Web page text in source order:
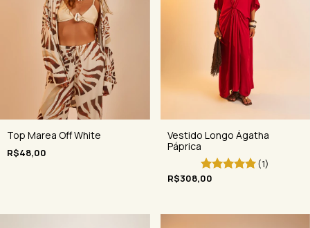
Top Marea Off White
R$48,00
Vestido Longo Ágatha
Páprica
(1)
R$308,00